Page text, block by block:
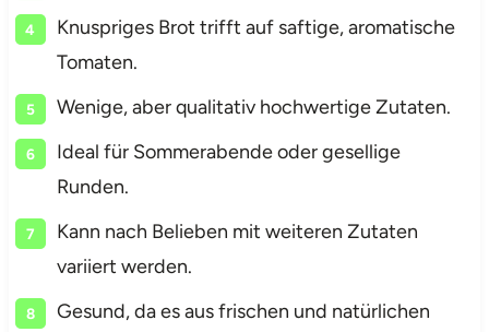
Knuspriges Brot trifft auf saftige, aromatische
Tomaten.
Wenige, aber qualitativ hochwertige Zutaten.
Ideal für Sommerabende oder gesellige
Runden.
Kann nach Belieben mit weiteren Zutaten
variiert werden.
Gesund, da es aus frischen und natürlichen